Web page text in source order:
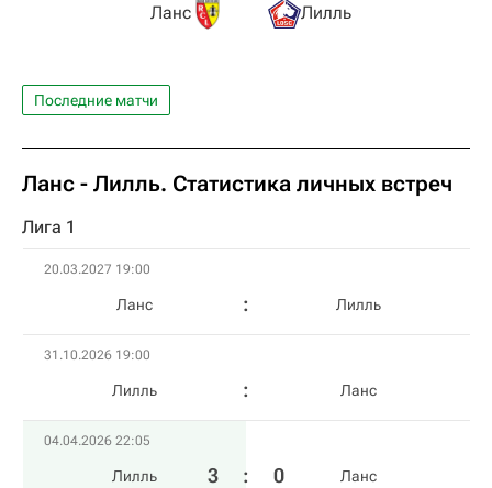
Ланс
Лилль
Последние матчи
Ланс - Лилль. Статистика личных встреч
Лига 1
20.03.2027 19:00
Ланс Лилль
31.10.2026 19:00
Лилль Ланс
04.04.2026 22:05
Лилль 3 : 0 Ланс